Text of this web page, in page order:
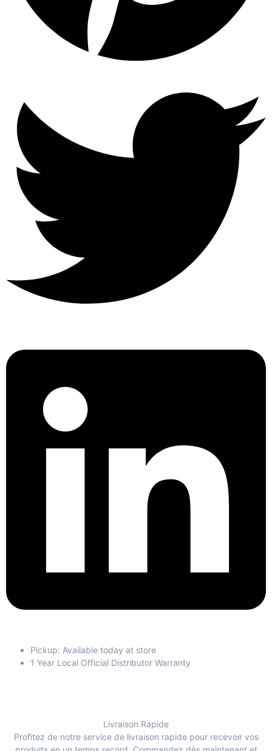
Pickup: Available today at store
1 Year Local Official Distributor Warranty
Livraison Rapide
Profitez de notre service de livraison rapide pour recevoir vos